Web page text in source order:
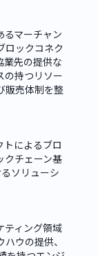
るマーチャン
ロックコネク
業先の提供な
の持つリソー
販売体制を整
トによるブロ
クチェーン基
ソリューシ
ティング領域
ウの提供、